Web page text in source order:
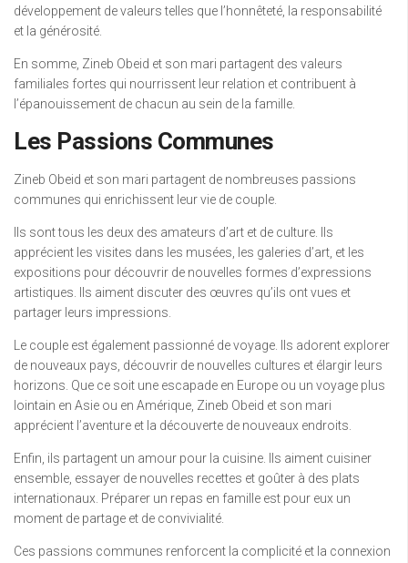
développement de valeurs telles que l’honnêteté, la responsabilité
et la générosité.
En somme, Zineb Obeid et son mari partagent des valeurs
familiales fortes qui nourrissent leur relation et contribuent à
l’épanouissement de chacun au sein de la famille.
Les Passions Communes
Zineb Obeid et son mari partagent de nombreuses passions
communes qui enrichissent leur vie de couple.
Ils sont tous les deux des amateurs d’art et de culture. Ils
apprécient les visites dans les musées, les galeries d’art, et les
expositions pour découvrir de nouvelles formes d’expressions
artistiques. Ils aiment discuter des œuvres qu’ils ont vues et
partager leurs impressions.
Le couple est également passionné de voyage. Ils adorent explorer
de nouveaux pays, découvrir de nouvelles cultures et élargir leurs
horizons. Que ce soit une escapade en Europe ou un voyage plus
lointain en Asie ou en Amérique, Zineb Obeid et son mari
apprécient l’aventure et la découverte de nouveaux endroits.
Enfin, ils partagent un amour pour la cuisine. Ils aiment cuisiner
ensemble, essayer de nouvelles recettes et goûter à des plats
internationaux. Préparer un repas en famille est pour eux un
moment de partage et de convivialité.
Ces passions communes renforcent la complicité et la connexion